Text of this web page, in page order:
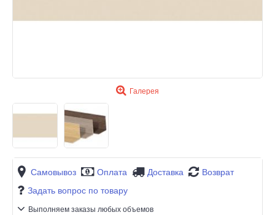
Галерея
Самовывоз Оплата Доставка
Возврат
Задать вопрос по товару
Выполняем заказы любых объемов